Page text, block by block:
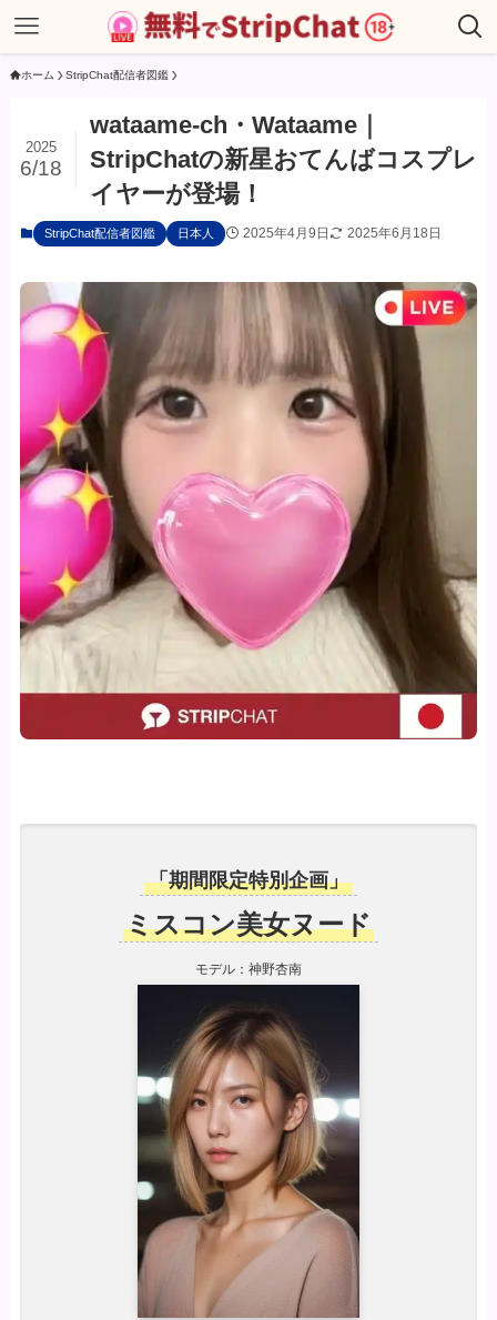
ホーム StripChat配信者図鑑
wataame-ch・Wataame｜
StripChatの新星おてんばコスプレ
イヤーが登場！
2025
6/18
StripChat配信者図鑑 日本人 2025年4月9日 2025年6月18日
「期間限定特別企画」
ミスコン美女ヌード
モデル：神野杏南